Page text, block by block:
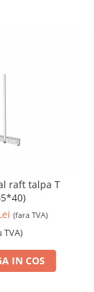
raft talpa T
(fara TVA)
TVA)
IN COS